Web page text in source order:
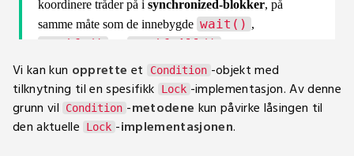
Vi kan kun opprette et Condition -objekt med
tilknytning til en spesifikk
Lock -implementasjon. Av denne
grunn vil
Condition -metodene kun påvirke låsingen til
den aktuelle
Lock -implementasjonen.